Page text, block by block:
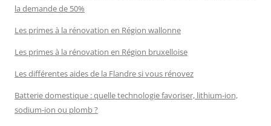
la demande de 50%
Les primes à la rénovation en Région wallonne
Les primes à la rénovation en Région bruxelloise
Les différentes aides de la Flandre si vous rénovez
Batterie domestique : quelle technologie favoriser, lithium-ion,
sodium-ion ou plomb ?